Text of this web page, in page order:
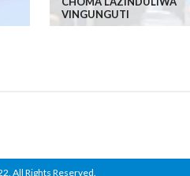
VINGUNGUTI
All Rights Reserved.